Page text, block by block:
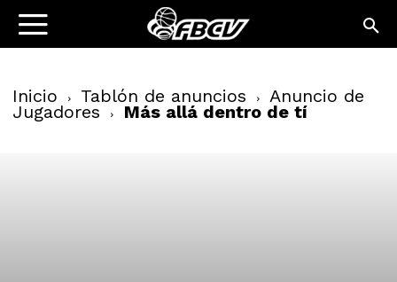
Inicio Tablón de anuncios Anuncio de
Jugadores Más allá dentro de tí